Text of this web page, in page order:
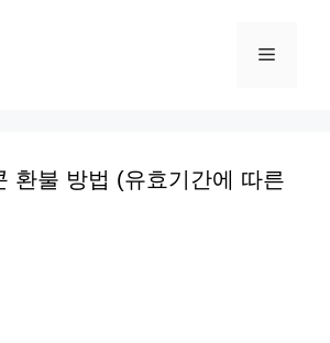
메
환불 방법 (유효기간에 따른